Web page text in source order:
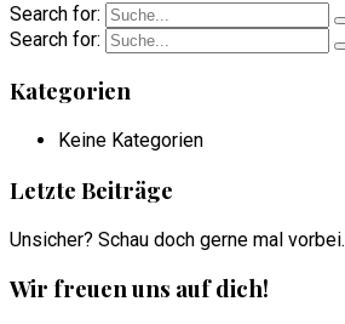
Search for:
Search for:
Kategorien
Keine Kategorien
Letzte Beiträge
Unsicher? Schau doch gerne mal vorbei.
Wir freuen uns auf dich!